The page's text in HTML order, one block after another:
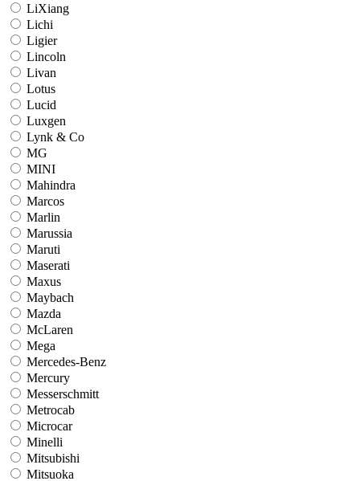
LiXiang
Lichi
Ligier
Lincoln
Livan
Lotus
Lucid
Luxgen
Lynk & Co
MG
MINI
Mahindra
Marcos
Marlin
Marussia
Maruti
Maserati
Maxus
Maybach
Mazda
McLaren
Mega
Mercedes-Benz
Mercury
Messerschmitt
Metrocab
Microcar
Minelli
Mitsubishi
Mitsuoka